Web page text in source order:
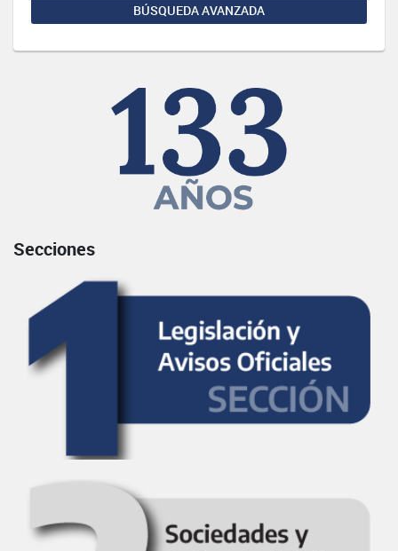
BÚSQUEDA AVANZADA
Secciones